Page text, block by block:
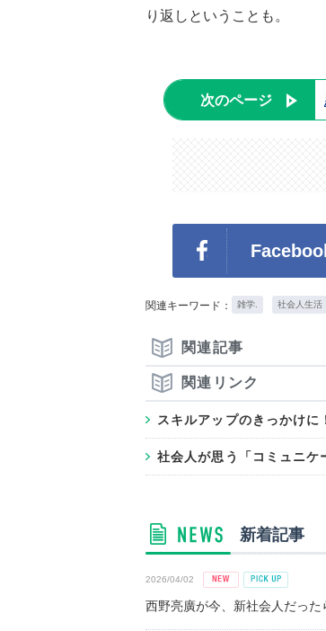
り返しということも。
次のページ
関連キーワード： 雑学. 社会人生活
関連記事
関連リンク
スキルアップのきっかけ
社会人が思う「コミュニケ
新着記事
2026/04/02
西野亮廣が今、新社会人だっ